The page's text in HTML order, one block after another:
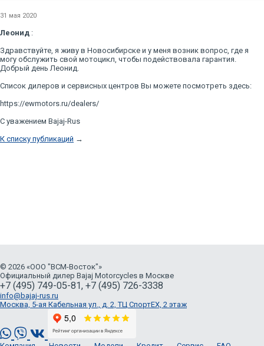
31 мая 2020
Леонид :
Здравствуйте, я живу в Новосибирске и у меня возник вопрос, где я
могу обслужить свой мотоцикл, чтобы подействовала гарантия.
Добрый день Леонид.
Список дилеров и сервисных центров Вы можете посмотреть здесь:
https://ewmotors.ru/dealers/
С уважением Bajaj-Rus
К списку публикаций →
© 2026 «ООО "ВСМ-Восток"»
Официальный дилер Bajaj Motorcycles в Москве
+7 (495) 749-05-81, +7 (495) 726-3338
info@bajaj-rus.ru
Москва, 5-ая Кабельная ул., д. 2, ТЦ СпортЕХ, 2 этаж